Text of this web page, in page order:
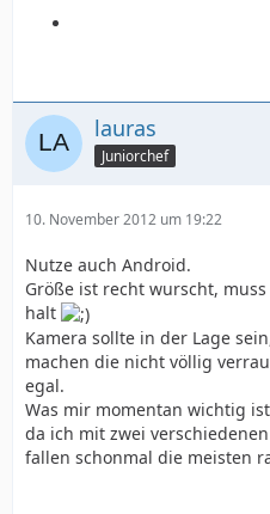
lauras
Juniorchef
10. November 2012 um 19:22
Nutze auch Android.
Größe ist recht wurscht,
halt
Kamera sollte in der Lage
machen die nicht völlig
egal.
Was mir momentan wichtig
da ich mit zwei
fallen schonmal die meisten